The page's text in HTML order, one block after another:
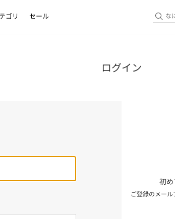
ゴリ セール
ログイン
初
ご登録のメー